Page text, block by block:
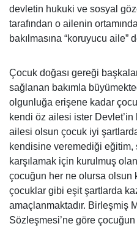
devletin hukuki ve sosyal
tarafından o ailenin
bakılmasına “koruyucu aile”
Çocuk doğası gereği
sağlanan bakımla
olgunluğa erişene kadar
kendi öz ailesi ister
ailesi olsun çocuk iyi
kendisine veremediği eğitim,
karşılamak için kurulmuş
çocuğun her ne olursa olsun
çocuklar gibi eşit şartlarda
amaçlanmaktadır. Birleşmiş
Sözleşmesi’ne göre